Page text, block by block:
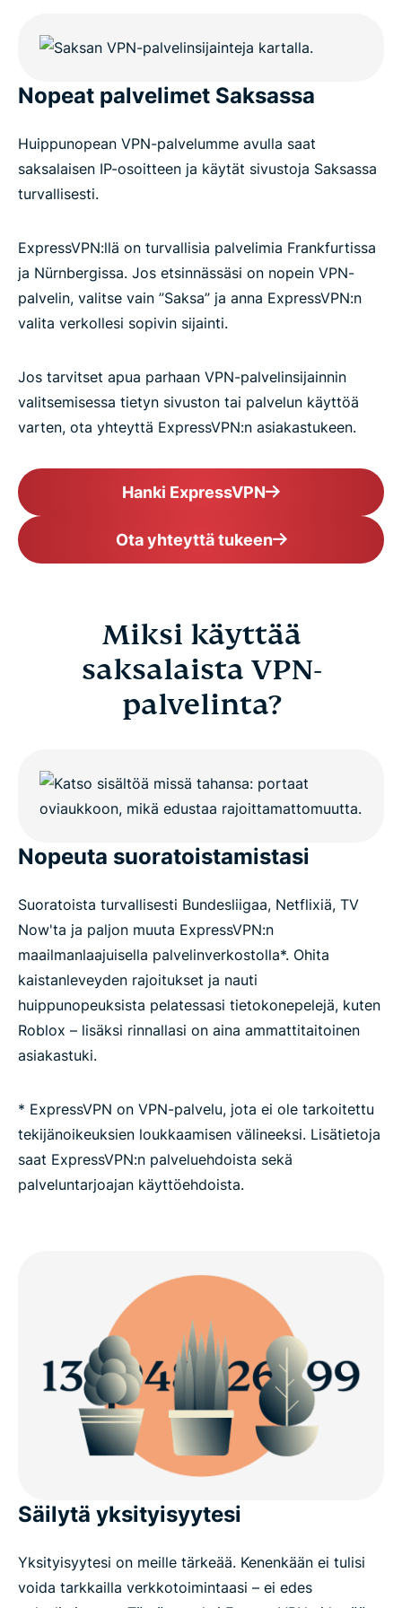
Is it legal to use a VPN in Germany?
Why millions choose ExpressVPN
Germany VPN FAQs
ExpressVPN for all countries
Get ExpressVPN for Germany
Nopeat palvelimet Saksassa
Huippunopean VPN-palvelumme avulla saat
saksalaisen IP-osoitteen ja käytät sivustoja Saksassa
turvallisesti.
ExpressVPN:llä on turvallisia palvelimia Frankfurtissa
ja Nürnbergissa. Jos etsinnässäsi on nopein VPN-
palvelin, valitse vain ”Saksa” ja anna ExpressVPN:n
valita verkollesi sopivin sijainti.
Jos tarvitset apua parhaan VPN-palvelinsijainnin
valitsemisessa tietyn sivuston tai palvelun käyttöä
varten, ota yhteyttä ExpressVPN:n asiakastukeen.
Hanki ExpressVPN
Ota yhteyttä tukeen
Miksi käyttää
saksalaista VPN-
palvelinta?
Nopeuta suoratoistamistasi
Suoratoista turvallisesti Bundesliigaa, Netflixiä, TV
Now'ta ja paljon muuta ExpressVPN:n
maailmanlaajuisella palvelinverkostolla*. Ohita
kaistanleveyden rajoitukset ja nauti
huippunopeuksista pelatessasi tietokonepelejä, kuten
Roblox – lisäksi rinnallasi on aina ammattitaitoinen
asiakastuki.
* ExpressVPN on VPN-palvelu, jota ei ole tarkoitettu
tekijänoikeuksien loukkaamisen välineeksi. Lisätietoja
saat ExpressVPN:n palveluehdoista sekä
palveluntarjoajan käyttöehdoista.
Säilytä yksityisyytesi
Yksityisyytesi on meille tärkeää. Kenenkään ei tulisi
voida tarkkailla verkkotoimintaasi – ei edes